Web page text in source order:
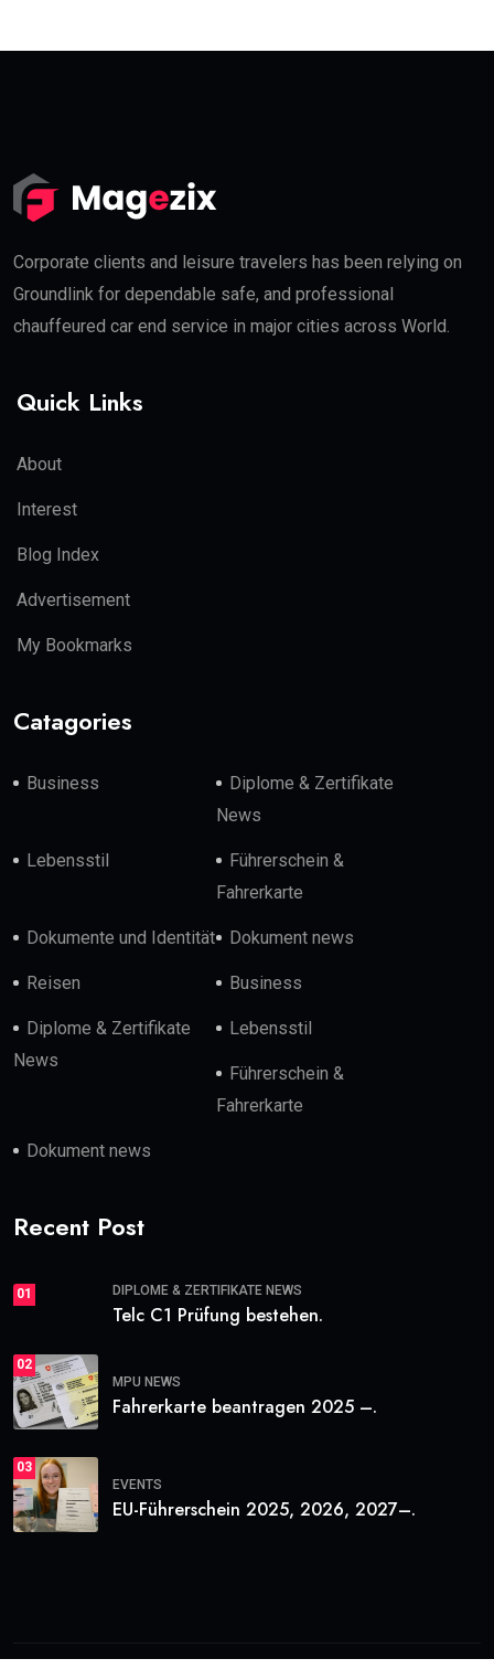
Corporate clients and leisure travelers has been relying on
Groundlink for dependable safe, and professional
chauffeured car end service in major cities across World.
Quick Links
About
Interest
Blog Index
Advertisement
My Bookmarks
Catagories
Business
Diplome & Zertifikate
News
Lebensstil
Führerschein &
Fahrerkarte
Dokumente und Identität Dokument news
Reisen Business
Diplome & Zertifikate
News
Lebensstil
Führerschein &
Fahrerkarte
Dokument news
Recent Post
01 DIPLOME & ZERTIFIKATE NEWS
Telc C1 Prüfung bestehen.
02
MPU NEWS
Fahrerkarte beantragen 2025 –.
03
EVENTS
EU-Führerschein 2025, 2026, 2027–.